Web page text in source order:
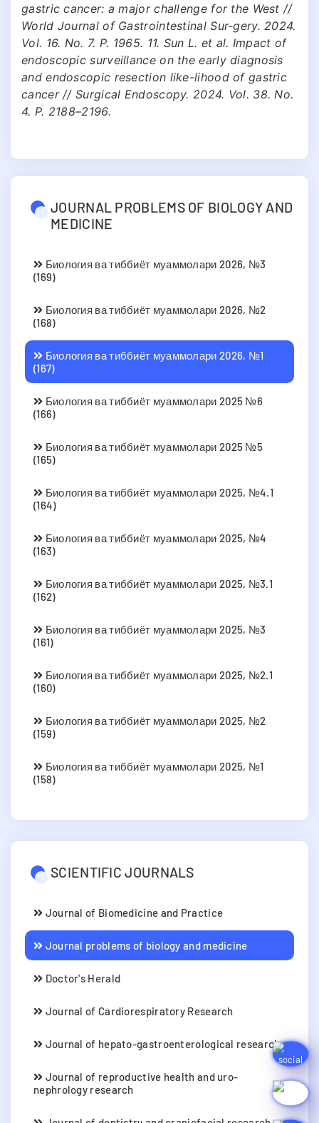
gastric cancer: a major challenge for the West //
World Journal of Gastrointestinal Sur-gery. 2024.
Vol. 16. No. 7. P. 1965. 11. Sun L. et al. Impact of
endoscopic surveillance on the early diagnosis
and endoscopic resection like-lihood of gastric
cancer // Surgical Endoscopy. 2024. Vol. 38. No.
4. P. 2188–2196.
JOURNAL PROBLEMS OF BIOLOGY AND
MEDICINE
Биология ва тиббиёт муаммолари 2026, №3
(169)
Биология ва тиббиёт муаммолари 2026, №2
(168)
Биология ва тиббиёт муаммолари 2026, №1
(167)
Биология ва тиббиёт муаммолари 2025 №6
(166)
Биология ва тиббиёт муаммолари 2025 №5
(165)
Биология ва тиббиёт муаммолари 2025, №4.1
(164)
Биология ва тиббиёт муаммолари 2025, №4
(163)
Биология ва тиббиёт муаммолари 2025, №3.1
(162)
Биология ва тиббиёт муаммолари 2025, №3
(161)
Биология ва тиббиёт муаммолари 2025, №2.1
(160)
Биология ва тиббиёт муаммолари 2025, №2
(159)
Биология ва тиббиёт муаммолари 2025, №1
(158)
SCIENTIFIC JOURNALS
Journal of Biomedicine and Practice
Journal problems of biology and medicine
Doctor's Herald
Journal of Cardiorespiratory Research
Journal of hepato-gastroenterological research
Journal of reproductive health and uro-
nephrology research